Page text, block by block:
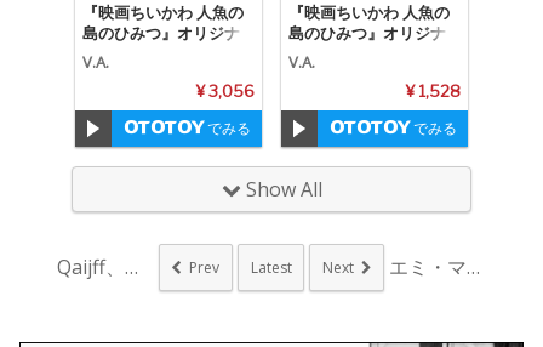
『映画ちいかわ 人魚の
島のひみつ』オリジナ
ル・サウンドトラック P
art2
V.A.
¥ 3,056
でみる
『映画ちいかわ 人魚の
島のひみつ』オリジナ
ル・サウンドトラック P
art1
V.A.
¥ 1,528
でみる
Show All
Qaijff、名古屋... Prev Latest Next エミ・マイヤーと永井...